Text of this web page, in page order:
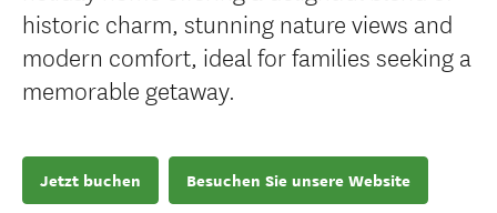
historic charm, stunning nature views and
modern comfort, ideal for families seeking a
memorable getaway.
Jetzt buchen Besuchen Sie unsere Website